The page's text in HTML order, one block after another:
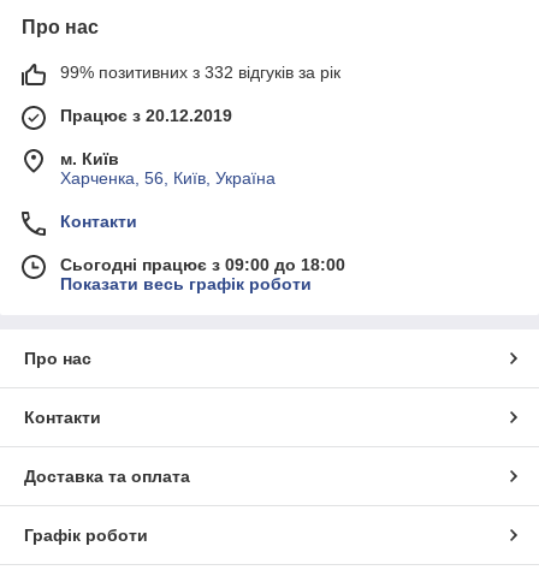
Про нас
99% позитивних з 332 відгуків за рік
Працює з 20.12.2019
м. Київ
Харченка, 56, Київ, Україна
Контакти
Сьогодні працює з 09:00 до 18:00
Показати весь графік роботи
Про нас
Контакти
Доставка та оплата
Графік роботи